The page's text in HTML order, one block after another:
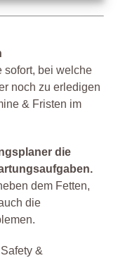
sofort, bei welche
noch zu erledigen
& Fristen im
die
dem Fetten,
die
&